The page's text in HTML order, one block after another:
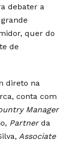
debater a
quer do
de
direto na
conta com
Manager
Partner da
Associate